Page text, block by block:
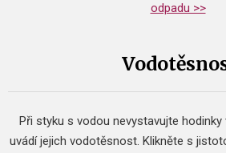
odpadu >>
Při styku s vodou nevystavujte hodinky
uvádí jejich vodotěsnost. Klikněte s